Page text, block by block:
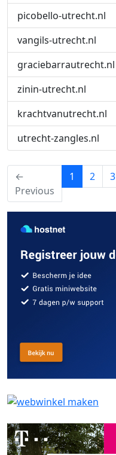
picobello-utrecht.nl
vangils-utrecht.nl
graciebarrautrecht.nl
zinin-utrecht.nl
krachtvanutrecht.nl
utrecht-zangles.nl
←
Previous
1 (current)
2 3